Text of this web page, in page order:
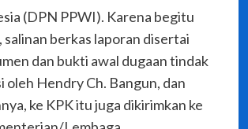
(DPN PPWI). Karena begitu
salinan berkas laporan disertai
dan bukti awal dugaan tindak
oleh Hendry Ch. Bangun, dan
ke KPK itu juga dikirimkan ke